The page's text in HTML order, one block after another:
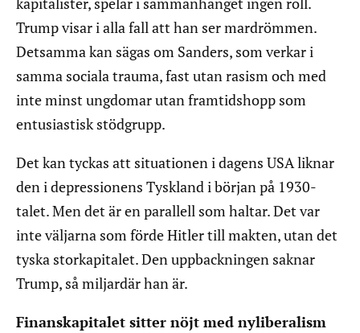
Trump visar i alla fall att han ser mardrömmen.
Detsamma kan sägas om Sanders, som verkar i
samma sociala trauma, fast utan rasism och med
inte minst ungdomar utan framtidshopp som
entusiastisk stödgrupp.
Det kan tyckas att situationen i dagens USA liknar
den i depressionens Tyskland i början på 1930-
talet. Men det är en parallell som haltar. Det var
inte väljarna som förde Hitler till makten, utan det
tyska storkapitalet. Den uppbackningen saknar
Trump, så miljardär han är.
Finanskapitalet sitter nöjt med nyliberalism